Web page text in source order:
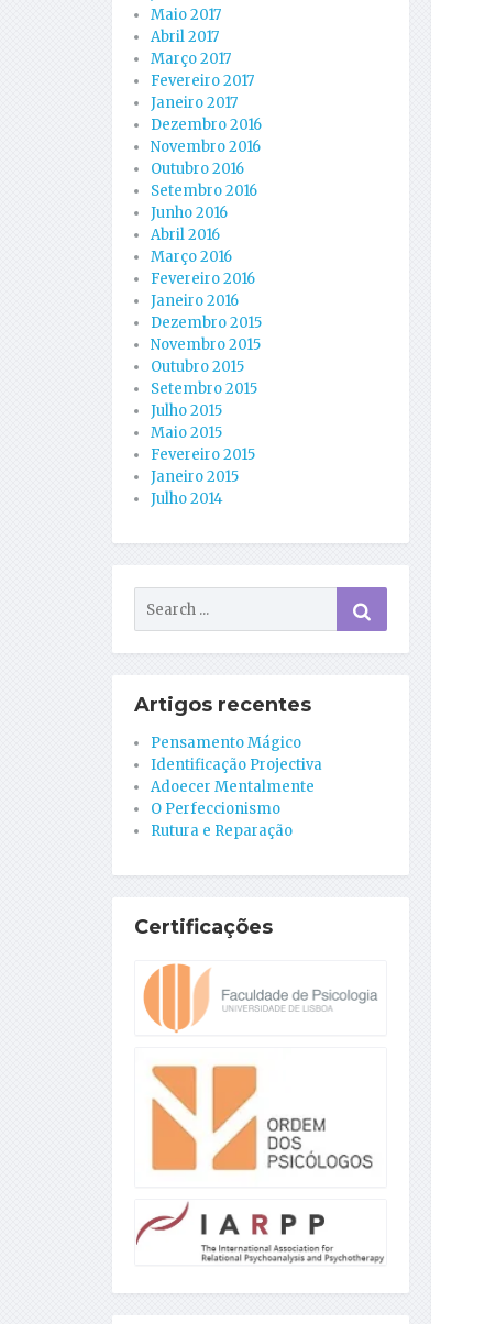
Maio 2017
Abril 2017
Março 2017
Fevereiro 2017
Janeiro 2017
Dezembro 2016
Novembro 2016
Outubro 2016
Setembro 2016
Junho 2016
Abril 2016
Março 2016
Fevereiro 2016
Janeiro 2016
Dezembro 2015
Novembro 2015
Outubro 2015
Setembro 2015
Julho 2015
Maio 2015
Fevereiro 2015
Janeiro 2015
Julho 2014
Artigos recentes
Pensamento Mágico
Identificação Projectiva
Adoecer Mentalmente
O Perfeccionismo
Rutura e Reparação
Certificações